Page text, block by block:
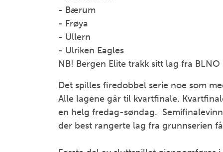
- Bærum
- Frøya
- Ullern
- Ulriken Eagles
NB! Bergen Elite trakk sitt lag fra
Det spilles firedobbel serie noe som
Alle lagene går til kvartfinale.
en helg fredag-søndag.
der best rangerte lag fra grunnserien